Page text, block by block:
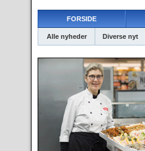
FORSIDE
Alle nyheder Diverse nyt